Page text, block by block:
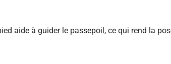
aide à guider le passepoil, ce qui rend la